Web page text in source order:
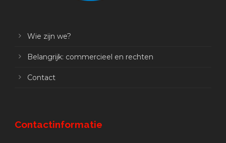
Wie zijn we?
Belangrijk: commercieel en rechten
Contact
Contactinformatie